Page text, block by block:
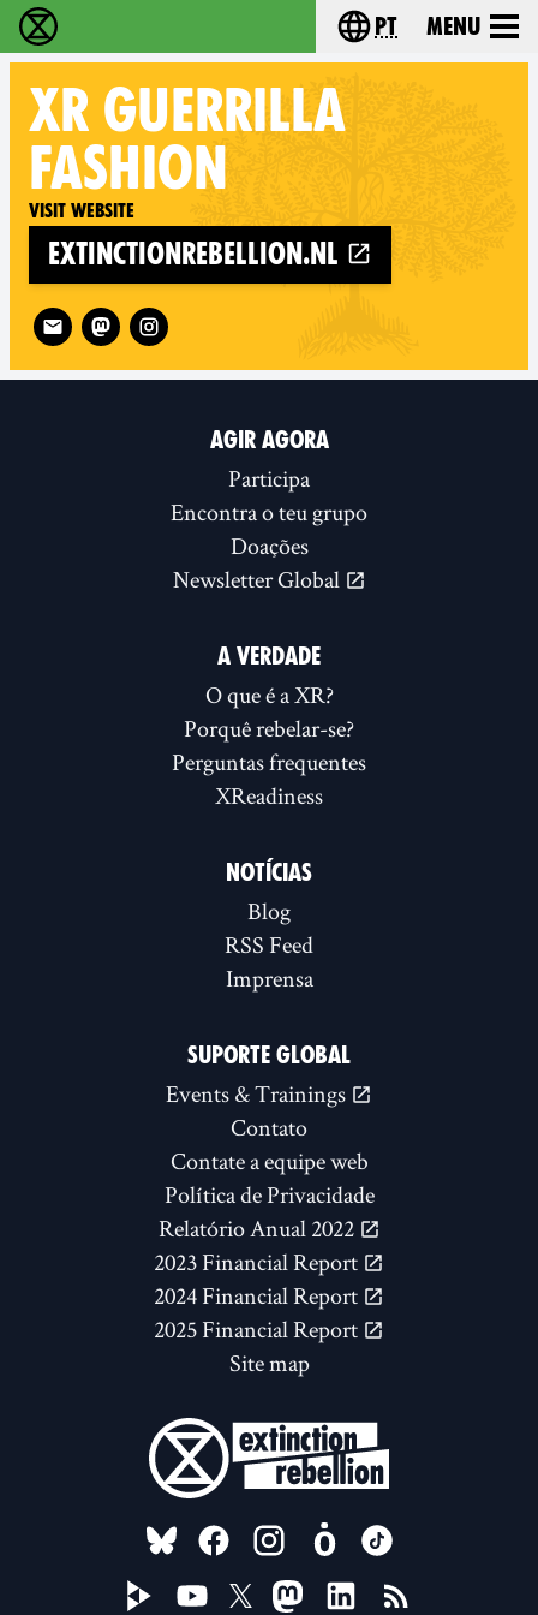
Extinction Rebellion - Home Choose your
pt Menu
XR GUERRILLA
FASHION
Visit website
extinctionrebellion.nl
Follow XR Guerrilla Fashion on
AGIR AGORA
Participa
Encontra o teu grupo
Doações
Newsletter Global
A VERDADE
O que é a XR?
Porquê rebelar-se?
Perguntas frequentes
XReadiness
NOTÍCIAS
Blog
RSS Feed
Imprensa
SUPORTE GLOBAL
Events & Trainings
Contato
Contate a equipe web
Política de Privacidade
Relatório Anual 2022
2023 Financial Report
2024 Financial Report
2025 Financial Report
Site map
FOLLOW US ON